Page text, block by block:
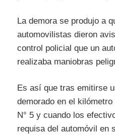
La demora se produjo a
automovilistas dieron
control policial que un
realizaba maniobras
Es así que tras emitirse
demorado en el
N° 5 y cuando los
requisa del automóvil en